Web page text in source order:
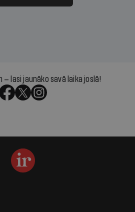
— lasi jaunāko savā laika joslā!